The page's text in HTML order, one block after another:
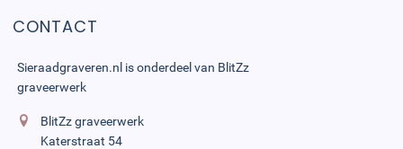
CONTACT
Sieraadgraveren.nl is onderdeel van BlitZz
graveerwerk
BlitZz graveerwerk
Katerstraat 54